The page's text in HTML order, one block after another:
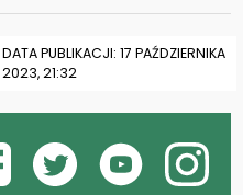
DATA PUBLIKACJI: 17 PAŹDZIERNIKA
2023, 21:32